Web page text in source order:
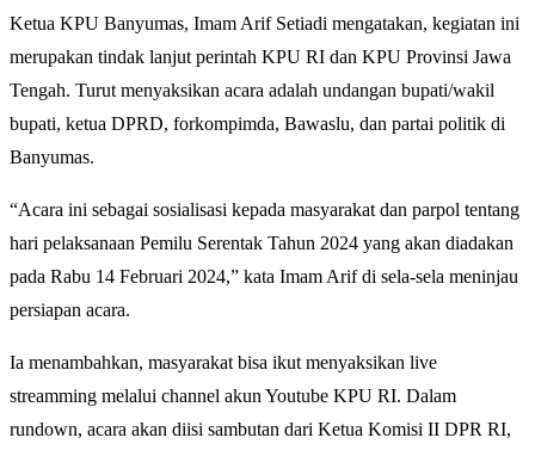
Ketua KPU Banyumas, Imam Arif Setiadi mengatakan, kegiatan ini
merupakan tindak lanjut perintah KPU RI dan KPU Provinsi Jawa
Tengah. Turut menyaksikan acara adalah undangan bupati/wakil
bupati, ketua DPRD, forkompimda, Bawaslu, dan partai politik di
Banyumas.
“Acara ini sebagai sosialisasi kepada masyarakat dan parpol tentang
hari pelaksanaan Pemilu Serentak Tahun 2024 yang akan diadakan
pada Rabu 14 Februari 2024,” kata Imam Arif di sela-sela meninjau
persiapan acara.
Ia menambahkan, masyarakat bisa ikut menyaksikan live
streamming melalui channel akun Youtube KPU RI. Dalam
rundown, acara akan diisi sambutan dari Ketua Komisi II DPR RI,